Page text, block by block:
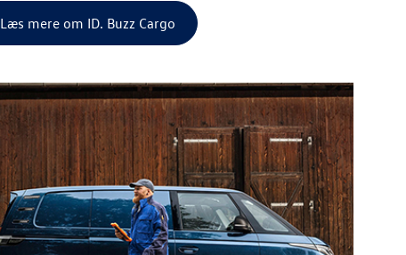
Læs mere om ID. Buzz Cargo